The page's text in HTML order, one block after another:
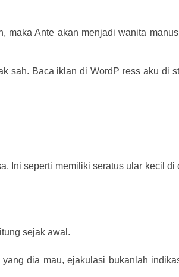
maka Ante akan menjadi wanita
sah. Baca iklan di WordP ress aku di
Ini seperti memiliki seratus ular kecil di
sejak awal.
dia mau, ejakulasi bukanlah